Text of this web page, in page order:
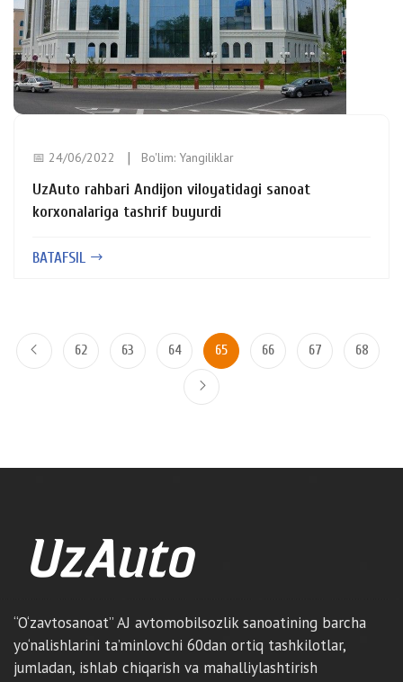
📅 24/06/2022 Bo'lim: Yangiliklar
UzAuto rahbari Andijon viloyatidagi sanoat
korxonalariga tashrif buyurdi
BATAFSIL
62 63 64 65 66 67 68
“O‘zavtosanoat” AJ avtomobilsozlik sanoatining barcha
yo‘nalishlarini ta’minlovchi 60dan ortiq tashkilotlar,
jumladan, ishlab chiqarish va mahalliylashtirish